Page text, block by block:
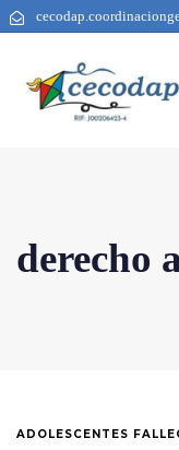
derecho
ADOLESCENTES